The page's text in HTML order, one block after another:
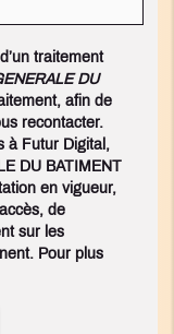
traitement
DU
afin de
recontacter.
à Futur Digital,
DU BATIMENT
en vigueur,
de
sur les
Pour plus